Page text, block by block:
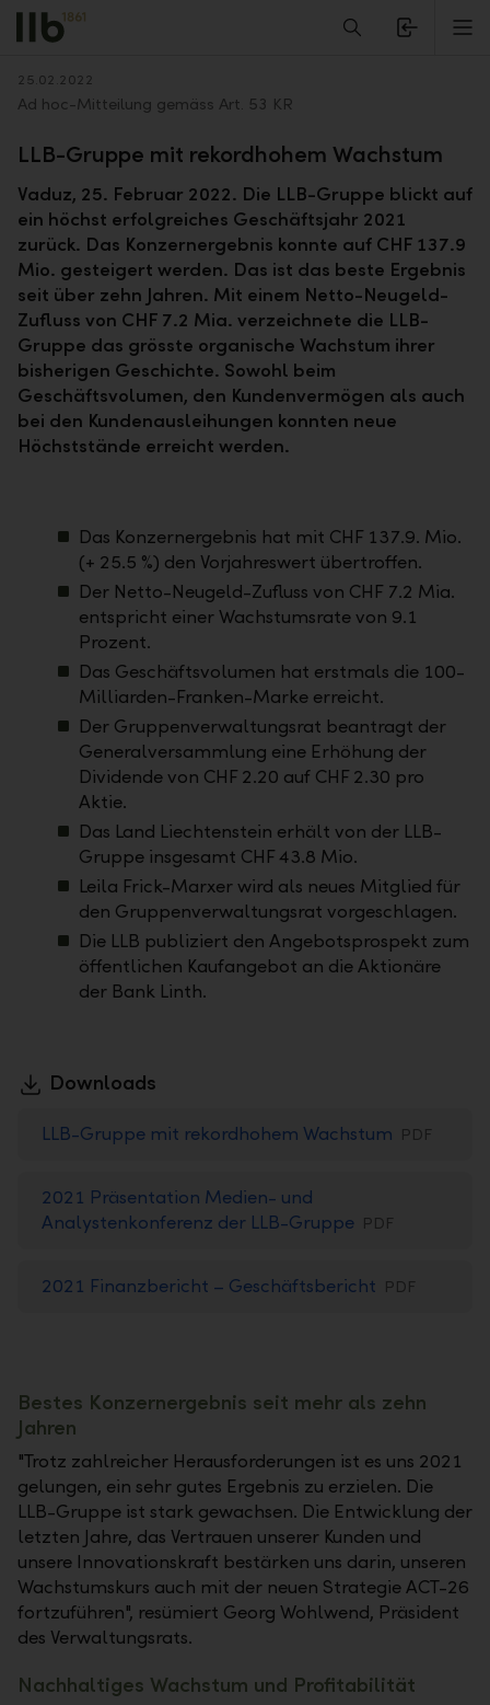
Alerts.Headline
Zurück
25.02.2022
Ad hoc-Mitteilung gemäss Art. 53 KR
LLB-Gruppe mit rekordhohem Wachstum
Vaduz, 25. Februar 2022. Die LLB-Gruppe blickt auf
ein höchst erfolgreiches Geschäftsjahr 2021
zurück. Das Konzernergebnis konnte auf CHF 137.9
Mio. gesteigert werden. Das ist das beste Ergebnis
seit über zehn Jahren. Mit einem Netto-Neugeld-
Zufluss von CHF 7.2 Mia. verzeichnete die LLB-
Gruppe das grösste organische Wachstum ihrer
bisherigen Geschichte. Sowohl beim
Geschäftsvolumen, den Kundenvermögen als auch
bei den Kundenausleihungen konnten neue
Höchststände erreicht werden.
Das Konzernergebnis hat mit CHF 137.9. Mio.
(+ 25.5 %) den Vorjahreswert übertroffen.
Der Netto-Neugeld-Zufluss von CHF 7.2 Mia.
entspricht einer Wachstumsrate von 9.1
Prozent.
Das Geschäftsvolumen hat erstmals die 100-
Milliarden-Franken-Marke erreicht.
Der Gruppenverwaltungsrat beantragt der
Generalversammlung eine Erhöhung der
Dividende von CHF 2.20 auf CHF 2.30 pro
Aktie.
Das Land Liechtenstein erhält von der LLB-
Gruppe insgesamt CHF 43.8 Mio.
Leila Frick-Marxer wird als neues Mitglied für
den Gruppenverwaltungsrat vorgeschlagen.
Die LLB publiziert den Angebotsprospekt zum
öffentlichen Kaufangebot an die Aktionäre
der Bank Linth.
Downloads
LLB-Gruppe mit rekordhohem Wachstum PDF
2021 Präsentation Medien- und
Analystenkonferenz der LLB-Gruppe PDF
2021 Finanzbericht – Geschäftsbericht PDF
Bestes Konzernergebnis seit mehr als zehn
Jahren
"Trotz zahlreicher Herausforderungen ist es uns 2021
gelungen, ein sehr gutes Ergebnis zu erzielen. Die
LLB-Gruppe ist stark gewachsen. Die Entwicklung der
letzten Jahre, das Vertrauen unserer Kunden und
unsere Innovationskraft bestärken uns darin, unseren
Wachstumskurs auch mit der neuen Strategie ACT-26
fortzuführen", resümiert Georg Wohlwend, Präsident
des Verwaltungsrats.
Nachhaltiges Wachstum und Profitabilität